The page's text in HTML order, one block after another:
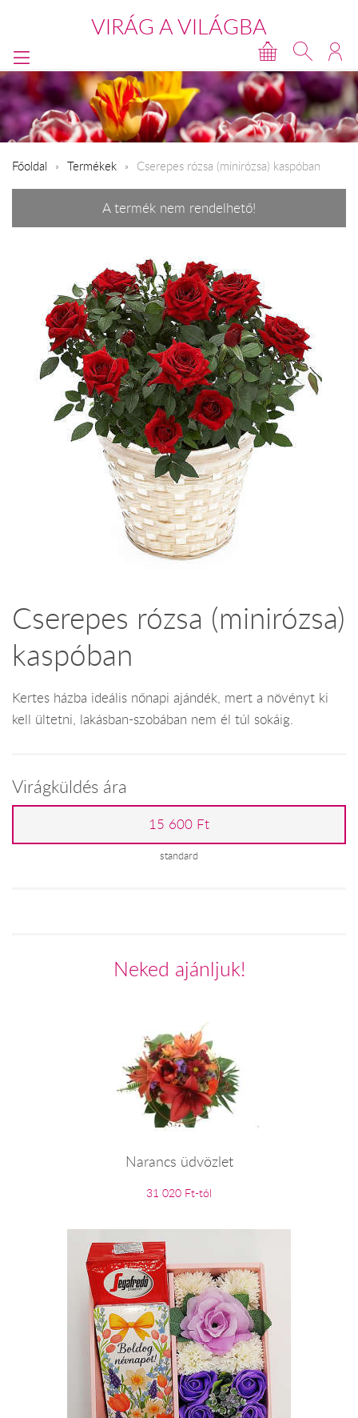
VIRÁG A VILÁGBA
Főoldal Termékek Cserepes rózsa (minirózsa) kaspóban
A termék nem rendelhető!
Cserepes rózsa (minirózsa)
kaspóban
Kertes házba ideális nőnapi ajándék, mert a növényt ki
kell ültetni, lakásban-szobában nem él túl sokáig.
Virágküldés ára
15 600 Ft
standard
Neked ajánljuk!
Narancs üdvözlet
31 020 Ft-tól